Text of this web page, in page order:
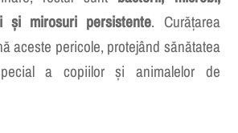
Murdăria vizibilă reprezintă doar
restul suntbacterii, microbi,
și mirosuri persistente. Curățarea
aceste pericole, protejând sănătatea